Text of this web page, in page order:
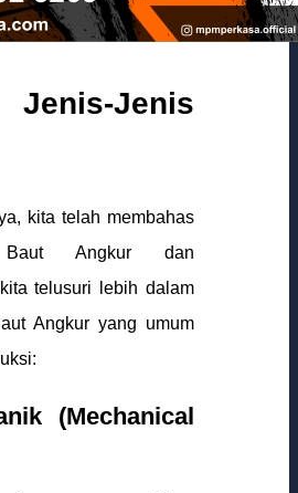
Jenis
kita telah membahas
Baut Angkur dan
telusuri lebih dalam
Angkur yang umum
(Mechanical